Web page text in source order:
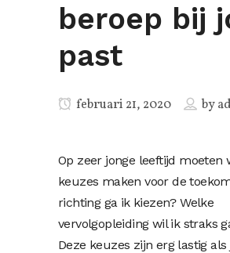
beroep bij
past
februari 21, 2020 by
Op zeer jonge leeftijd moeten
keuzes maken voor de
richting ga ik kiezen? Welke
vervolgopleiding wil ik straks
Deze keuzes zijn erg lastig als